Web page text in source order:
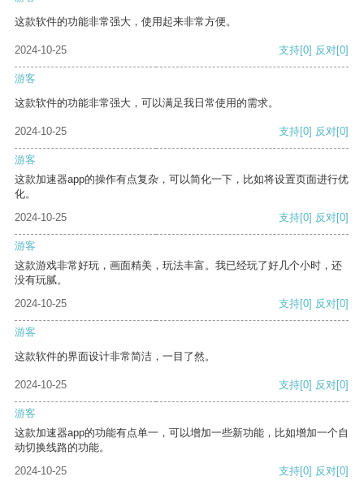
这款软件的功能非常强大，使用起来非常方便。
2024-10-25 支持[0] 反对[0]
游客
这款软件的功能非常强大，可以满足我日常使用的需求。
2024-10-25 支持[0] 反对[0]
游客
这款加速器app的操作有点复杂，可以简化一下，比如将设置页面进行优
化。
2024-10-25
支持[0] 反对[0]
游客
这款游戏非常好玩，画面精美，玩法丰富。我已经玩了好几个小时，还
没有玩腻。
2024-10-25
支持[0] 反对[0]
游客
这款软件的界面设计非常简洁，一目了然。
2024-10-25 支持[0] 反对[0]
游客
这款加速器app的功能有点单一，可以增加一些新功能，比如增加一个自
动切换线路的功能。
2024-10-25
支持[0] 反对[0]